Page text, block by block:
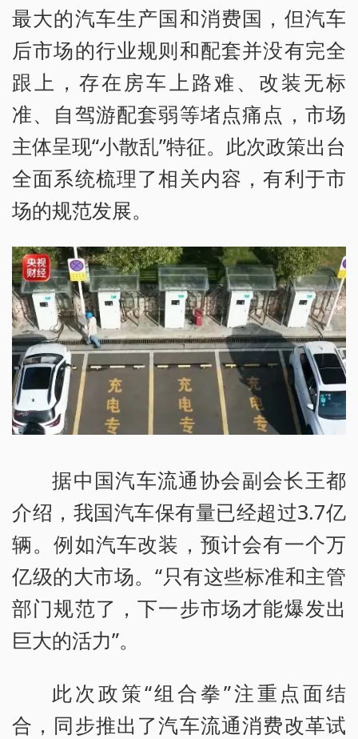
最大的汽车生产国和消费国，但汽车
后市场的行业规则和配套并没有完全
跟上，存在房车上路难、改装无标
准、自驾游配套弱等堵点痛点，市场
主体呈现“小散乱”特征。此次政策出台
全面系统梳理了相关内容，有利于市
场的规范发展。
据中国汽车流通协会副会长王都
介绍，我国汽车保有量已经超过3.7亿
辆。例如汽车改装，预计会有一个万
亿级的大市场。“只有这些标准和主管
部门规范了，下一步市场才能爆发出
巨大的活力”。
此次政策“组合拳”注重点面结
合，同步推出了汽车流通消费改革试